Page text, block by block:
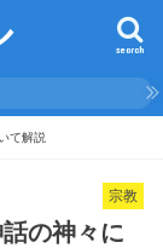
search
て解説
宗教
の神々に